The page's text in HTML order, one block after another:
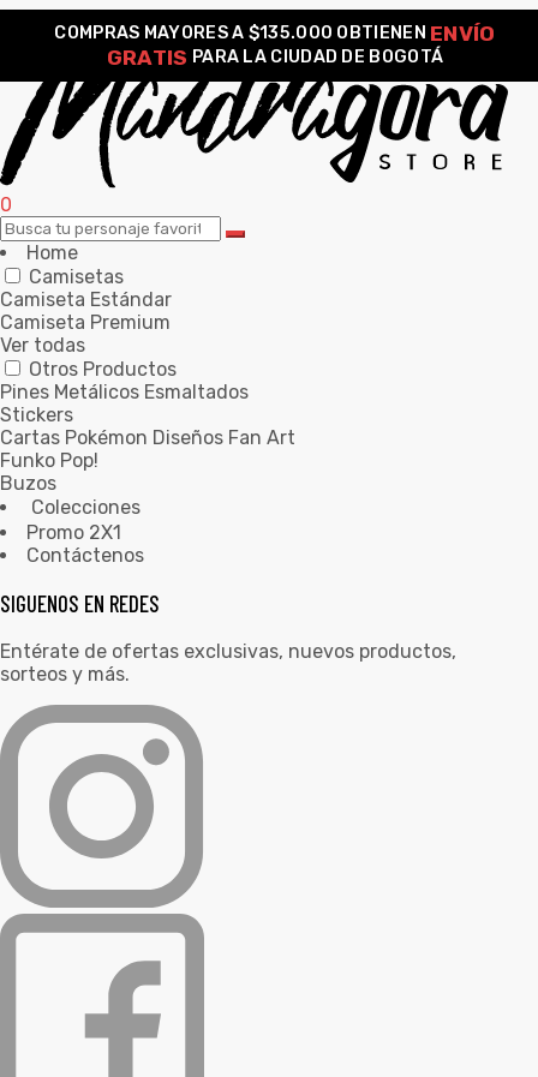
COMPRAS MAYORES A $135.000 OBTIENEN ENVÍO
GRATIS PARA LA CIUDAD DE BOGOTÁ
0
Home
Camisetas
Camiseta Estándar
Camiseta Premium
Ver todas
Otros Productos
Pines Metálicos Esmaltados
Stickers
Cartas Pokémon Diseños Fan Art
Funko Pop!
Buzos
Colecciones
Promo 2X1
Contáctenos
SIGUENOS EN REDES
Entérate de ofertas exclusivas, nuevos productos,
sorteos y más.